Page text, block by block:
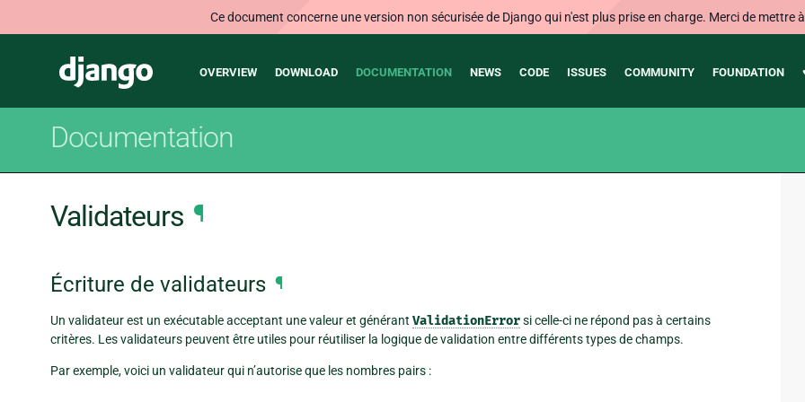
Ce document concerne une version non sécurisée de Django qui n'est plus prise en charge. Merci de mettre
Django
Main
OVERVIEW DOWNLOAD DOCUMENTATION NEWS CODE ISSUES COMMUNITY FOUNDATION
Documentation
Validateurs ¶
Écriture de validateurs ¶
Un validateur est un exécutable acceptant une valeur et générant ValidationErrorsi celle-ci ne répond pas à certains
critères. Les validateurs peuvent être utiles pour réutiliser la logique de validation entre différents types de champs.
Par exemple, voici un validateur qui n’autorise que les nombres pairs :